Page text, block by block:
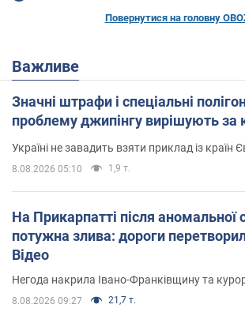
Повернутися на головну
Важливе
Значні штрафи і спеціальні
проблему джипінгу вирішують за
Україні не завадить взяти приклад із країн
8.08.2026 05:10 1,9 т.
На Прикарпатті після аномальної
потужна злива: дороги
Відео
Негода накрила Івано-Франківщину та
8.08.2026 09:27 21,7 т.